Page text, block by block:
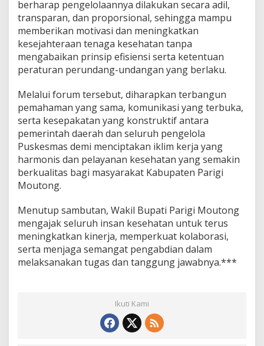
berharap pengelolaannya dilakukan secara adil,
transparan, dan proporsional, sehingga mampu
memberikan motivasi dan meningkatkan
kesejahteraan tenaga kesehatan tanpa
mengabaikan prinsip efisiensi serta ketentuan
peraturan perundang-undangan yang berlaku.
Melalui forum tersebut, diharapkan terbangun
pemahaman yang sama, komunikasi yang terbuka,
serta kesepakatan yang konstruktif antara
pemerintah daerah dan seluruh pengelola
Puskesmas demi menciptakan iklim kerja yang
harmonis dan pelayanan kesehatan yang semakin
berkualitas bagi masyarakat Kabupaten Parigi
Moutong.
Menutup sambutan, Wakil Bupati Parigi Moutong
mengajak seluruh insan kesehatan untuk terus
meningkatkan kinerja, memperkuat kolaborasi,
serta menjaga semangat pengabdian dalam
melaksanakan tugas dan tanggung jawabnya.***
Ikuti Kami